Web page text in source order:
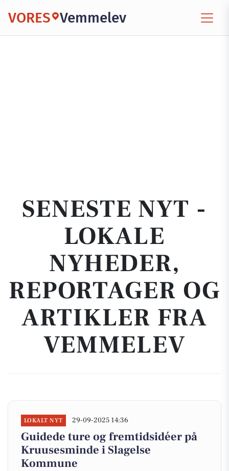
VORES Vemmelev
SENESTE NYT -
LOKALE
NYHEDER,
REPORTAGER OG
ARTIKLER FRA
VEMMELEV
LOKALT NYT 29-09-2025 14:36
Guidede ture og fremtidsidéer på
Kruusesminde i Slagelse
Kommune